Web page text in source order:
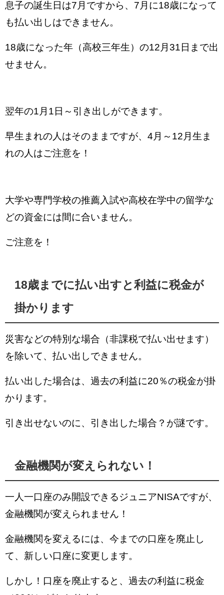
息子の誕生日は7月ですから、7月に18歳になって
も払い出しはできません。
18歳になった年（高校三年生）の12月31日まで出
せません。
翌年の1月1日～引き出しができます。
早生まれの人はそのままですが、4月～12月生ま
れの人はご注意を！
大学や専門学校の推薦入試や高校在学中の留学な
どの資金には間に合いません。
ご注意を！
18歳までに払い出すと利益に税金が
掛かります
災害などの特別な場合（非課税で払い出せます）
を除いて、払い出しできません。
払い出した場合は、過去の利益に20％の税金が掛
かります。
引き出せないのに、引き出した場合？が謎です。
金融機関が変えられない！
一人一口座のみ開設できるジュニアNISAですが、
金融機関が変えられません！
金融機関を変えるには、今までの口座を廃止し
て、新しい口座に変更します。
しかし！口座を廃止すると、過去の利益に税金